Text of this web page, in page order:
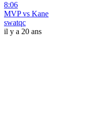
8:06
MVP vs Kane
swatqc
il y a 20 ans